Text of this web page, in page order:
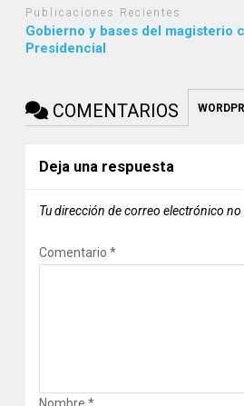
Publicaciones Recientes
Gobierno y bases del magisterio
Presidencial
COMENTARIOS
Deja una respuesta
Tu dirección de correo electrónico no
Comentario*